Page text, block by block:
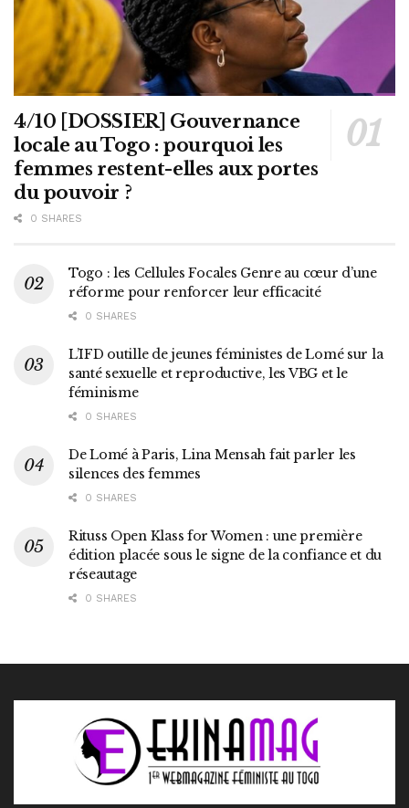
4/10 [DOSSIER] Gouvernance
locale au Togo : pourquoi les
femmes restent-elles aux portes
du pouvoir ?
0 SHARES
Togo : les Cellules Focales Genre au cœur d’une
réforme pour renforcer leur efficacité
0 SHARES
L’IFD outille de jeunes féministes de Lomé sur la
santé sexuelle et reproductive, les VBG et le
féminisme
0 SHARES
De Lomé à Paris, Lina Mensah fait parler les
silences des femmes
0 SHARES
Rituss Open Klass for Women : une première
édition placée sous le signe de la confiance et du
réseautage
0 SHARES